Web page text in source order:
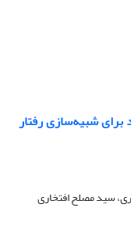
برای شبیه‌سازی رفتار
سید مصلح افتخاری